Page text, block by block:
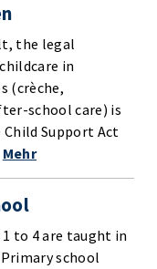
the legal
in
(crèche,
school care) is
Support Act
Mehr
to 4 are taught in
school